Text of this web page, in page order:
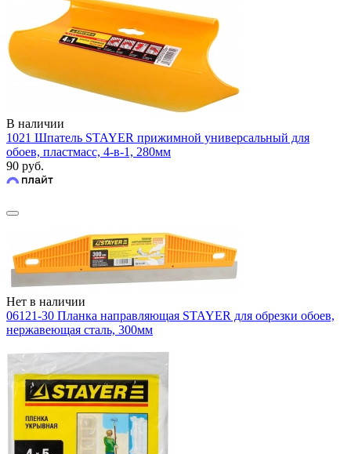
В наличии
1021 Шпатель STAYER прижимной универсальный для
обоев, пластмасс, 4-в-1, 280мм
90 руб.
Нет в наличии
06121-30 Планка направляющая STAYER для обрезки обоев,
нержавеющая сталь, 300мм